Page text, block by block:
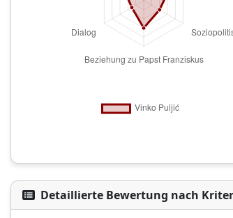
Detaillierte Bewertung nach
Unterstützen Sie CatéGPT